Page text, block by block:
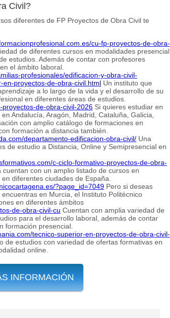
Civil?
diferentes de FP Proyectos de Obra Civil te
cu-fp-proyectos-de-obra-
de diferentes cursos en modalidades presencial
estudios. Además de contar con profesores
el ámbito laboral.
profesionales/edificacion-y-obra-civil-
en-proyectos-de-obra-civil.html Un instituto que
a lo largo de la vida y el desarrollo de su
en diferentes áreas de estudios.
de-obra-civil-2026 Si quieres estudiar en
Andalucía, Aragón, Madrid, Cataluña, Galicia,
con amplio catálogo de formaciones en
formación a distancia también.
departamento-edificacion-obra-civil/ Una
de estudio a Distancia, Online y Semipresencial en
c-ciclo-formativo-proyectos-de-obra-
con un amplio listado de cursos en
diferentes ciudades de España.
?page_id=7049 Pero si deseas
en Murcia, el Instituto Politécnico
en diferentes ámbitos
de-obra-civil-cu Cuentan con amplia variedad de
para el desarrollo laboral, además de contar
formación presencial.
tecnico-superior-en-proyectos-de-obra-civil-
de estudios con variedad de ofertas formativas en
online.
INFORMACIÓN